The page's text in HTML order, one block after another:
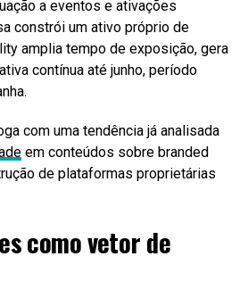
a eventos e ativações
constrói um ativo próprio de
amplia tempo de exposição, gera
contínua até junho, período
com uma tendência já analisada
em conteúdos sobre branded
de plataformas proprietárias
como vetor de